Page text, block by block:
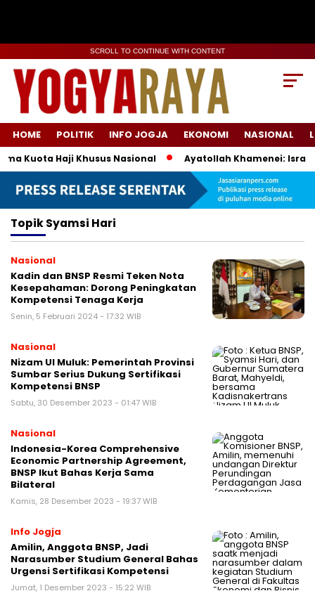
SCROLL TO CONTINUE WITH CONTENT
HOME POLITIK INFO JOGJA EKONOMI NASIONAL
Kuota Haji Khusus Nasional Ayatollah Khamenei: Israel
TopikSyamsi Hari
Nasional
Kadin dan BNSP Resmi Teken Nota
Kesepahaman: Dorong Peningkatan
Kompetensi Tenaga Kerja
Senin, 5 Februari 2024 - 17:32 WIB
Nasional
Nizam Ul Muluk: Pemerintah Provinsi
Sumbar Serius Dukung Sertifikasi
Kompetensi BNSP
Sabtu, 30 Desember 2023 - 01:47 WIB
Nasional
Indonesia-Korea Comprehensive
Economic Partnership Agreement,
BNSP Ikut Bahas Kerja Sama
Bilateral
Kamis, 28 Desember 2023 - 19:37 WIB
Info Jogja
Amilin, Anggota BNSP, Jadi
Narasumber Studium General Bahas
Urgensi Sertifikasi Kompetensi
Jumat, 1 Desember 2023 - 15:22 WIB